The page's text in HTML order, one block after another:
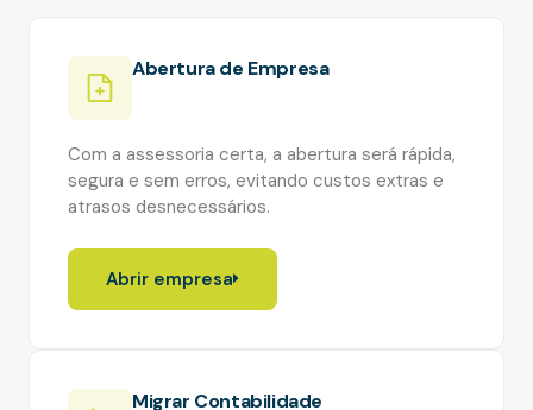
Abertura de Empresa
Com a assessoria certa, a abertura será rápida,
segura e sem erros, evitando custos extras e
atrasos desnecessários.
Abrir empresa
Migrar Contabilidade